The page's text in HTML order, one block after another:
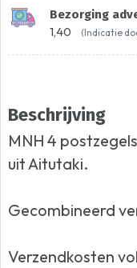
Bezorging
1,40 (Indicatie
Beschrijving
MNH 4
uit Aitutaki.
Gecombineerd
Verzendkosten